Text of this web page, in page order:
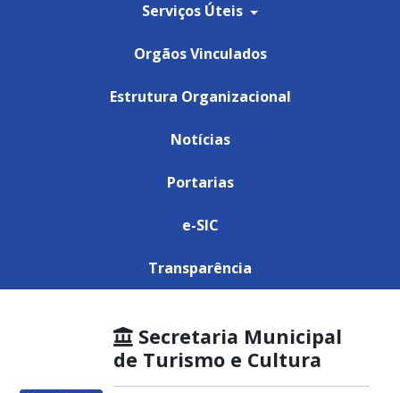
Serviços Úteis
Orgãos Vinculados
Estrutura Organizacional
Notícias
Portarias
e-SIC
Transparência
Secretaria Municipal
de Turismo e Cultura